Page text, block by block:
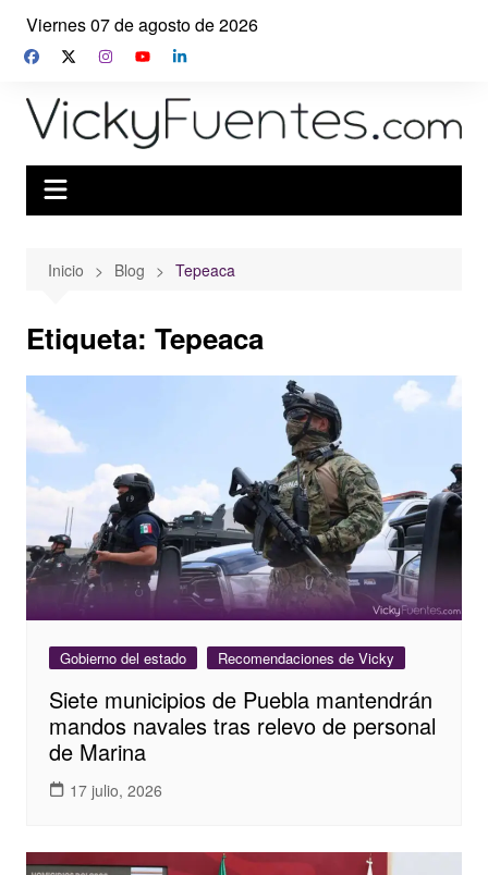
Saltar
contenido
Viernes 07 de agosto de 2026
Inicio Blog Tepeaca
Etiqueta: Tepeaca
Gobierno del estado Recomendaciones de Vicky
Siete municipios de Puebla mantendrán
mandos navales tras relevo de personal
de Marina
17 julio, 2026